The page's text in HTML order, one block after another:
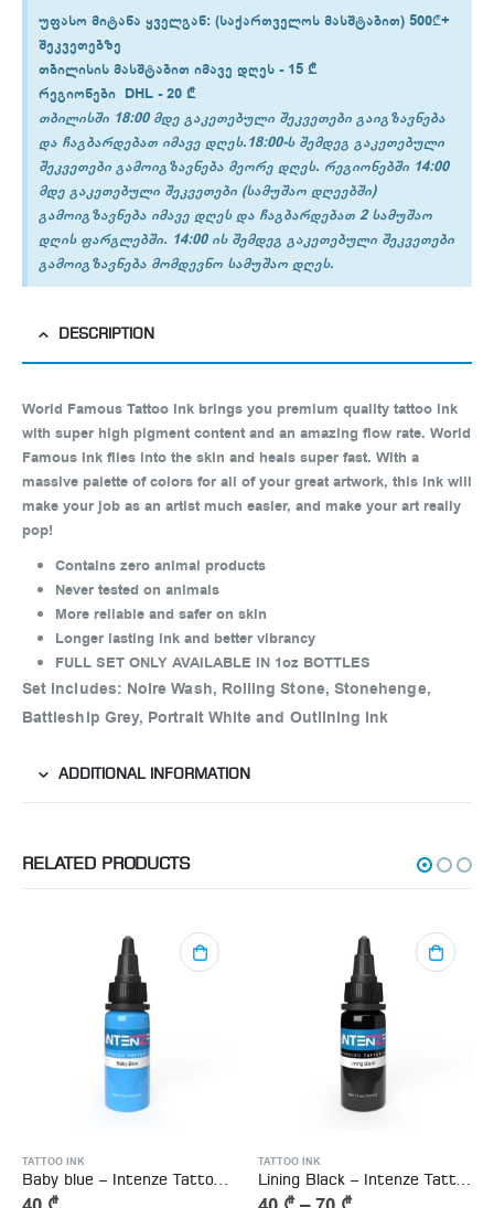
უფასო მიტანა ყველგან: (საქართველოს მასშტაბით) 500₾+
შეკვეთებზე
თბილისის მასშტაბით იმავე დღეს -15 ₾
რეგიონები DHL -20 ₾
თბილისში 18:00 მდე გაკეთებული შეკვეთები გაიგზავნება
და ჩაგბარდებათ იმავე დღეს.18:00-ს შემდეგ გაკეთებული
შეკვეთები გამოიგზავნება მეორე დღეს. რეგიონებში 14:00
მდე გაკეთებული შეკვეთები (სამუშაო დღეებში)
გამოიგზავნება იმავე დღეს და ჩაგბარდებათ 2 სამუშაო
დღის ფარგლებში. 14:00 ის შემდეგ გაკეთებული შეკვეთები
გამოიგზავნება მომდევნო სამუშაო დღეს.
DESCRIPTION
World Famous Tattoo Ink brings you premium quality tattoo ink
with super high pigment content and an amazing flow rate. World
Famous Ink flies into the skin and heals super fast. With a
massive palette of colors for all of your great artwork, this ink will
make your job as an artist much easier, and make your art really
pop!
Contains zero animal products
Never tested on animals
More reliable and safer on skin
Longer lasting ink and better vibrancy
FULL SET ONLY AVAILABLE IN 1oz BOTTLES
Set includes: Noire Wash, Rolling Stone, Stonehenge,
Battleship Grey, Portrait White and Outlining Ink
ADDITIONAL INFORMATION
RELATED PRODUCTS
TATTOO INK
TATTOO INK